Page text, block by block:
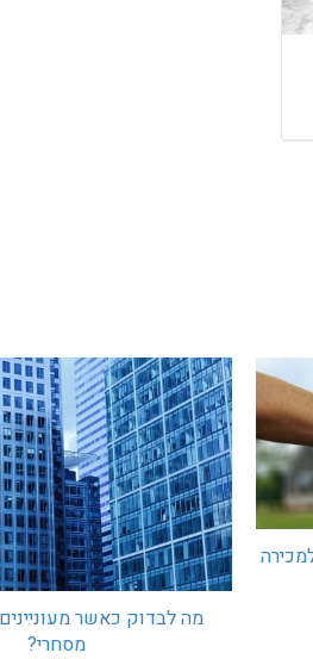
מה לבדוק כאשר
מסחרי?